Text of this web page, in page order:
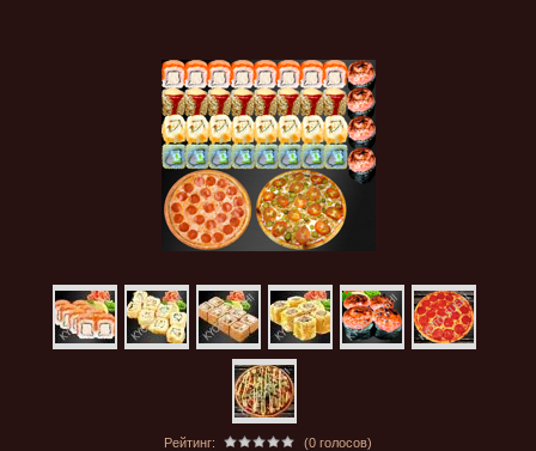
Рейтинг: (0 голосов)